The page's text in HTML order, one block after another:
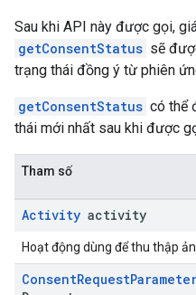
Sau khi API này được gọi,
getConsentStatus sẽ
trạng thái đồng ý từ phiên
getConsentStatus có thể
thái mới nhất sau khi được
Tham số
Activity activity
Hoạt động dùng để thu thập
ConsentRequest